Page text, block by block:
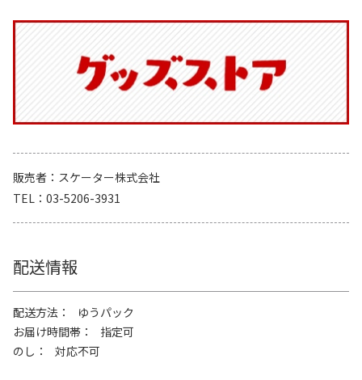
販売者
スケーター株式会社
TEL
03-5206-3931
配送情報
配送方法
ゆうパック
お届け時間帯
指定可
のし
対応不可